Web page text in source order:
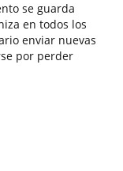
se guarda
en todos los
enviar nuevas
por perder